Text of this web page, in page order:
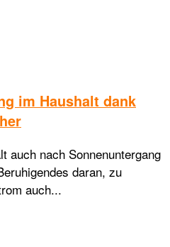
im Haushalt dank
auch nach Sonnenuntergang
daran, zu
auch...